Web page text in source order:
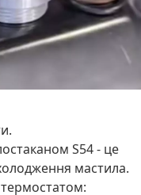
S54 - це
мастила.